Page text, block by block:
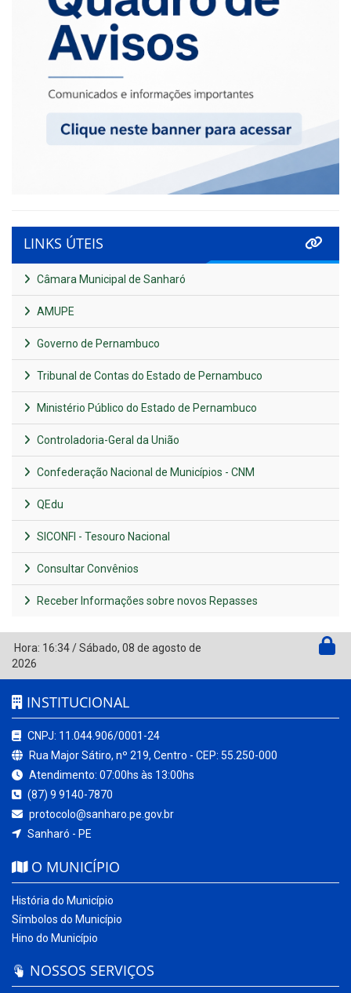
LINKS ÚTEIS
Câmara Municipal de Sanharó
AMUPE
Governo de Pernambuco
Tribunal de Contas do Estado de Pernambuco
Ministério Público do Estado de Pernambuco
Controladoria-Geral da União
Confederação Nacional de Municípios - CNM
QEdu
SICONFI - Tesouro Nacional
Consultar Convênios
Receber Informações sobre novos Repasses
Hora: 16:34/Sábado, 08 de agosto de
2026
INSTITUCIONAL
CNPJ: 11.044.906/0001-24
Rua Major Sátiro, nº 219, Centro - CEP: 55.250-000
Atendimento: 07:00hs às 13:00hs
(87) 9 9140-7870
protocolo@sanharo.pe.gov.br
Sanharó - PE
O MUNICÍPIO
História do Município
Símbolos do Município
Hino do Município
NOSSOS SERVIÇOS